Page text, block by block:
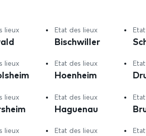
lieux Etat des lieux
Bischwiller
lieux Etat des lieux
Hoenheim
lieux Etat des lieux
Haguenau
lieux Etat des lieux